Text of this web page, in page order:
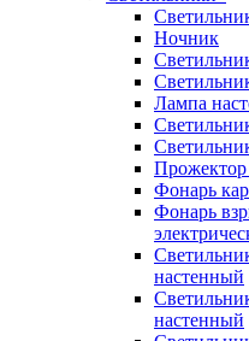
Ночник
Лампа
Прожектор
Фонарь
Фонарь
настенный
настенный